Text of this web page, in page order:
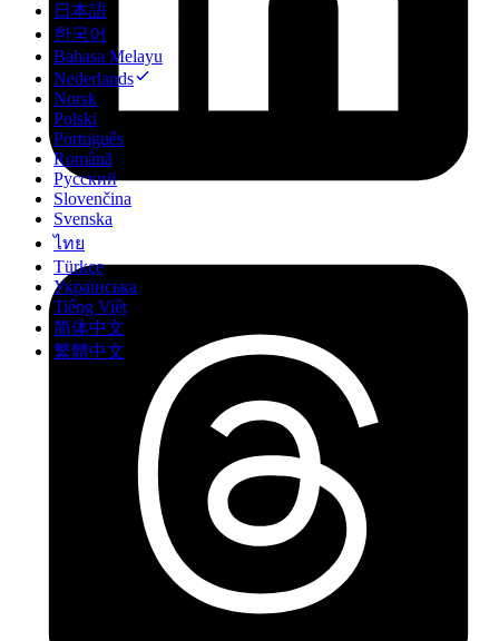
日本語
한국어
Bahasa Melayu
Nederlands
Norsk
Polski
Português
Română
Русский
Slovenčina
Svenska
ไทย
Türkçe
Українська
Tiếng Việt
简体中文
繁體中文